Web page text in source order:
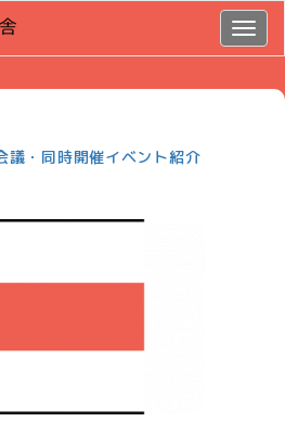
議・同時開催イベント紹介